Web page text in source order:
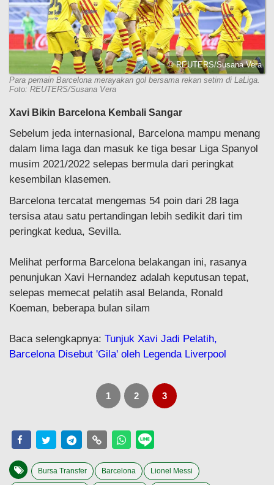
© REUTERS/Susana Vera
Para pemain Barcelona merayakan gol bersama rekan setim di LaLiga.
Foto: REUTERS/Susana Vera
Xavi Bikin Barcelona Kembali Sangar
Sebelum jeda internasional, Barcelona mampu menang
dalam lima laga dan masuk ke tiga besar Liga Spanyol
musim 2021/2022 selepas bermula dari peringkat
kesembilan klasemen.
Barcelona tercatat mengemas 54 poin dari 28 laga
tersisa atau satu pertandingan lebih sedikit dari tim
peringkat kedua, Sevilla.
Melihat performa Barcelona belakangan ini, rasanya
penunjukan Xavi Hernandez adalah keputusan tepat,
selepas memecat pelatih asal Belanda, Ronald
Koeman, beberapa bulan silam
Baca selengkapnya: Tunjuk Xavi Jadi Pelatih,
Barcelona Disebut 'Gila' oleh Legenda Liverpool
1 2 3
Bursa Transfer Barcelona Lionel Messi